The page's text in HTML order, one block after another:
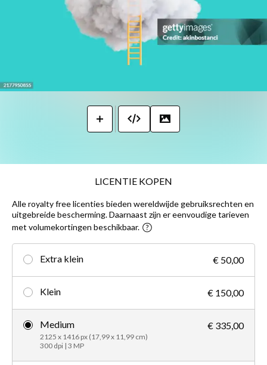
LICENTIE KOPEN
Alle royalty free licenties bieden wereldwijde gebruiksrechten en
uitgebreide bescherming. Daarnaast zijn er eenvoudige tarieven
met volumekortingen beschikbaar.
Extra klein € 50,00
Klein € 150,00
Medium
2125 x 1416 px (17,99 x 11,99 cm)
300 dpi | 3 MP
€ 335,00